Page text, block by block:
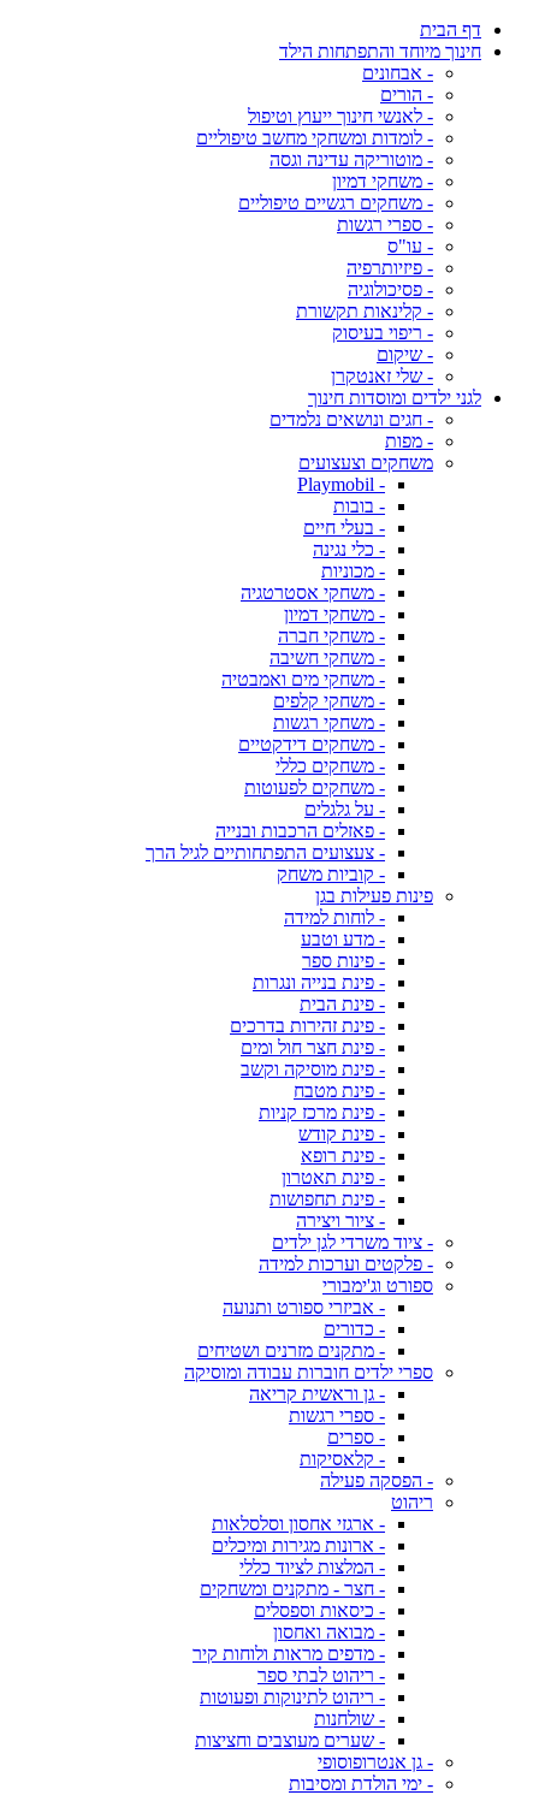
דף הבית
חינוך מיוחד והתפתחות הילד
- אבחונים
- הורים
- לאנשי חינוך ייעוץ וטיפול
- לומדות ומשחקי מחשב טיפוליים
- מוטוריקה עדינה וגסה
- משחקי דמיון
- משחקים רגשיים טיפוליים
- ספרי רגשות
- עו"ס
- פיזיותרפיה
- פסיכולוגיה
- קלינאות תקשורת
- ריפוי בעיסוק
- שיקום
- שלי זאנטקרן
לגני ילדים ומוסדות חינוך
- חגים ונושאים נלמדים
- מפות
משחקים וצעצועים
- Playmobil
- בובות
- בעלי חיים
- כלי נגינה
- מכוניות
- משחקי אסטרטגיה
- משחקי דמיון
- משחקי חברה
- משחקי חשיבה
- משחקי מים ואמבטיה
- משחקי קלפים
- משחקי רגשות
- משחקים דידקטיים
- משחקים כללי
- משחקים לפעוטות
- על גלגלים
- פאזלים הרכבות ובנייה
- צעצועים התפתחותיים לגיל הרך
- קוביות משחק
פינות פעילות בגן
- לוחות למידה
- מדע וטבע
- פינות ספר
- פינת בנייה ונגרות
- פינת הבית
- פינת זהירות בדרכים
- פינת חצר חול ומים
- פינת מוסיקה וקשב
- פינת מטבח
- פינת מרכז קניות
- פינת קודש
- פינת רופא
- פינת תאטרון
- פינת תחפושות
- ציור ויצירה
- ציוד משרדי לגן ילדים
- פלקטים וערכות למידה
ספורט וג'ימבורי
- אביזרי ספורט ותנועה
- כדורים
- מתקנים מזרנים ושטיחים
ספרי ילדים חוברות עבודה ומוסיקה
- גן וראשית קריאה
- ספרי רגשות
- ספרים
- קלאסיקות
- הפסקה פעילה
ריהוט
- ארגזי אחסון וסלסלאות
- ארונות מגירות ומיכלים
- המלצות לציוד כללי
- חצר - מתקנים ומשחקים
- כיסאות וספסלים
- מבואה ואחסון
- מדפים מראות ולוחות קיר
- ריהוט לבתי ספר
- ריהוט לתינוקות ופעוטות
- שולחנות
- שערים מעוצבים וחציצות
- גן אנטרופוסופי
- ימי הולדת ומסיבות